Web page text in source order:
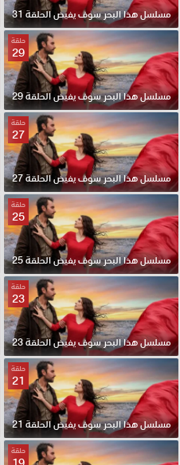
مسلسل هذا البحر سوف يفيض الحلقة 31
حلقة
29
مسلسل هذا البحر سوف يفيض الحلقة 29
حلقة
27
مسلسل هذا البحر سوف يفيض الحلقة 27
حلقة
25
مسلسل هذا البحر سوف يفيض الحلقة 25
حلقة
23
مسلسل هذا البحر سوف يفيض الحلقة 23
حلقة
21
مسلسل هذا البحر سوف يفيض الحلقة 21
حلقة